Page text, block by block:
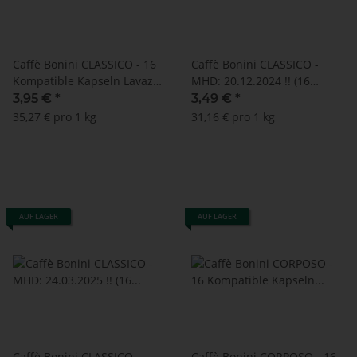
Caffè Bonini CLASSICO - 16
Kompatible Kapseln Lavazza
A Modo Mio ®*
3,95 € *
35,27 € pro 1 kg
Caffè Bonini CLASSICO -
MHD: 20.12.2024 !! (16
Kompatible Kapseln Lavazza
A Modo Mio ®*)
3,49 € *
31,16 € pro 1 kg
AUF LAGER AUF LAGER